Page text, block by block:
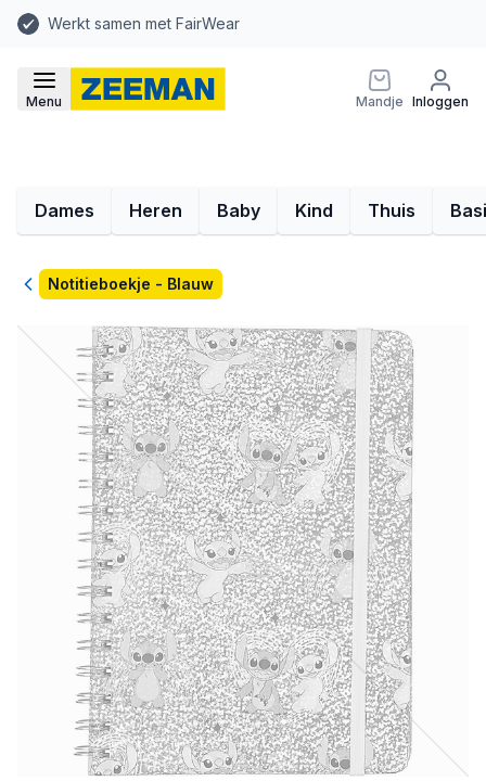
Werkt samen met FairWear
Menu Mandje Inloggen
Dames Heren Baby Kind Thuis
TerugNotitieboekje - Blauw